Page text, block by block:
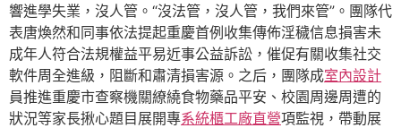
響進學失業，沒人管。“沒法管，沒人管，我們來管”。團隊代
表唐煥然和同事依法提起重慶首例收集傳佈淫穢信息損害未
成年人符合法規權益平易近事公益訴訟，催促有關收集社交
軟件周全進級，阻斷和肅清損害源。之后，團隊成室內設計
員推進重慶市查察機關繚繞食物藥品平安、校園周邊周遭的
狀況等家長揪心題目展開專系統櫃工廠直營項監視，帶動展